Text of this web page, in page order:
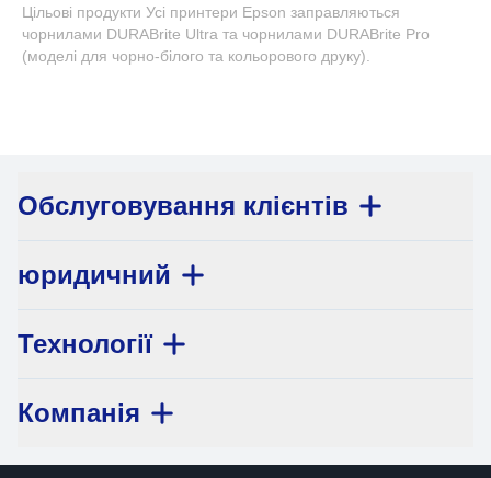
Цільові продукти Усі принтери Epson заправляються
чорнилами DURABrite Ultra та чорнилами DURABrite Pro
(моделі для чорно-білого та кольорового друку).
Обслуговування клієнтів
юридичний
Технології
Компанія